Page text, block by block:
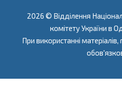
2026 © Відділення
комітету України в
При використанні